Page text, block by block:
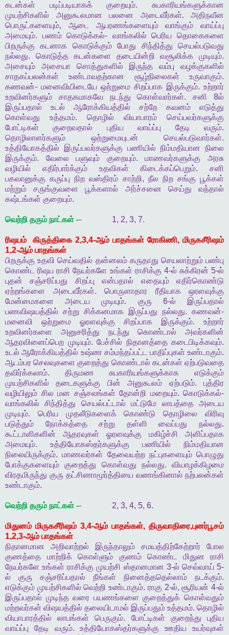
கடன்கள்
படிப்படியாகக் குறையும்.சுபகாரியங்களுக்கான
முயற்சிகளில்
அனுகூலமான பலனை அடைவீர்கள். அதிநவீன
பொருட்களையும், ஆடை ஆபரணங்களையும் வாங்கும்
வாய்ப்பு
அமையும். பணம் கொடுக்கல்- வாங்கலில் பெரிய
தொகைகளை
பிறருக்கு
கடனாக கொடுக்கும் போது சிந்தித்து
செயல்படுவது
நல்லது. கொடுத்த கடன்களை தடையின்றி வசூலிக்க முடியும்.
அசையும்
அசையா சொத்துகளில் இருந்த வம்பு
வழக்குகளில்
சாதகப்பலன்கள்
உண்டாவதற்கான சூழ்நிலைகள் உருவாகும்.
கணவன்- மனைவியிடையே ஒற்றுமை சிறப்பாக இருக்கும். உற்றார்
உறவினர்களும்
சாதகமாகவே நடந்து கொள்வார்கள்.சனி 8ல்
இருப்பதால்
உடல் ஆரோக்கியத்தில் சற்றே கவனம்
எடுத்து
கொள்வது
உத்தமம். தொழில் வியாபாரம்
செய்பவர்களுக்கு
போட்டிகள்
குறைவதால் புதிய வாய்ப்பு தேடி வரும்.
தொழிலாளர்களும்
ஒற்றுமையுடன் செயல்படுவார்கள்.
உத்தியோகத்தில்
இருப்பவர்களுக்கு பணியில் நிம்மதியான நிலை
இருக்கும். வேலை பளுவும் குறையும்.மாணவர்களுக்கு
அரசு
வழியில்
எதிர்பார்க்கும் உதவிகள் கிடைக்கப்பெறும். சனி
பகவானுக்கு கருப்பு நிற வஸ்திரம் சாற்றி, நீல நிற சங்கு பூக்கள்
மற்றும்
சருங்குவளை பூக்களால் அர்ச்சனை செய்து
வந்தால்
கஷ்டங்கள் குறையும்.
வெற்றி தரும் நாட்கள் -- 1, 2, 3, 7.
ரிஷபம் கிருத்திகை 2,3,4-ஆம் பாதங்கள் ரோகிணி, மிருகசீரிஷம்
1,2-ஆம் பாதங்கள்
பிறருக்கு உதவி செய்வதில் தன்னலம் கருதாது செயலாற்றும் பண்பு
கொண்ட
ரிஷப ராசி நேயர்களே உங்கள் ராசிக்கு 4-ல் சுக்கிரன் 5-ல்
புதன்
சஞ்சரிப்பது சிறப்பு என்பதால் எதையும்
எதிர்கொண்டு
ஏற்றங்களை
அடைவீர்கள். பொருளாதார ரீதியாக
ஒரளவுக்கு
மேன்மைகளை
அடைய முடியும். குரு 6-ல்
இருப்பதால்
பணவிஷயத்தில் சற்று சிக்கனமாக இருப்பது நல்லது. கணவன்-
மனைவி
ஒற்றுமை ஓரளவுக்கு சிறப்பாக இருக்கும். உற்றார்
உறவினர்களை
அனுசரித்து நடந்து கொண்டால்
அவர்களின்
ஆதரவினைப்பெற முடியும். பேச்சில் நிதானத்தை கடைபிடிக்கவும்.
உடல் ஆரோக்கியத்தில் உஷ்ண சம்மந்தப்பட்ட பாதிப்புகள் உண்டாகும்.
ஆடம்பர செலவுகளை குறைத்து கொண்டால் கடன்கள் ஏற்படுவதை
தவிர்க்கலாம். திருமண சுபகாரியங்களுக்காக
எடுக்கும்
முயற்சிகளில்
தடைகளுக்கு பின் அனுகூலம் ஏற்படும்.புத்திர
வழியிலும் சில மன சஞ்சலங்கள் தோன்றி மறையும். கொடுக்கல்-
வாங்கலில்
சிந்தித்து செயல்பட்டால் மட்டுமே லாபத்தை
அடைய
முடியும். பெரிய முதலீடுகளைக் கொண்டு தொழிலை
விரிவு
படுத்தும்
நோக்கத்தை சற்று தள்ளி வைப்பது நல்லது.
கூட்டாளிகளின்
ஆதரவுகள் ஓரளவுக்கு மகிழ்ச்சி
அளிப்பதாக
அமையும். உத்தியோகஸ்தர்களுக்கு பணியில்
நிம்மதியான
நிலையிருக்கும்.மாணவர்கள் தேவையற்ற நட்புகளையும் பொழுது
போக்குகளையும்
குறைத்து கொள்வது நல்லது. வியாழக்கிழமை
விரதமிருந்து குரு தட்சிணாமூர்த்தியை வணங்கினால் நற்பலன்கள்
உண்டாகும்.
வெற்றி தரும் நாட்கள் -- 2, 3, 4, 5, 6.
மிதுனம் மிருகசீரிஷம் 3,4-ஆம் பாதங்கள், திருவாதிரை,புனர்பூசம்
1,2,3-ஆம் பாதங்கள்
நிதானமான
அறிவாற்றல் இருந்தாலும் சமயத்திற்கேற்றார்
போல
குணத்தை
மாற்றிக் கொள்ளும் குணம் கொண்ட மிதுன
ராசி
நேயர்களே உங்கள் ராசிக்கு முயற்சி ஸ்தானமான 3-ல் செவ்வாய் 5-
ல்
குரு சஞ்சரிப்பதால் நீங்கள் நினைத்ததெல்லாம் நடக்கும்.
எடுக்கும் முயற்சிகளில் வெற்றி உண்டாகும். ராகு 2-ல்,சூரியன் 4-ல்
இருப்பதால் முடிந்த வரை பயணங்களை குறைத்துக் கொள்வதும்
மற்றவர்கள் விஷயத்தில் தலையிடாமல் இருப்பதும் உத்தமம். தொழில்
வியாபாரத்தில்
லாபங்கள் பெருகும். போட்டிகள் குறைந்து
புதிய
வாய்ப்பு
தேடி வரும்.உத்தியோகஸ்தர்களுக்கு ஊதிய
உயர்வுகள்